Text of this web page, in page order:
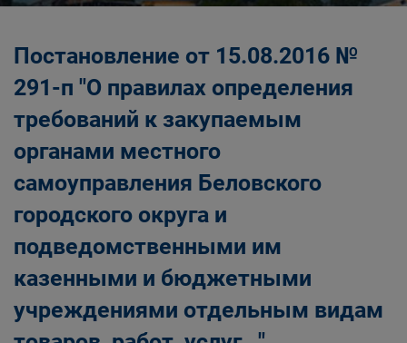
Информация для заказчиков
Постановление от 15.08.2016 №
291-п "О правилах определения
требований к закупаемым
органами местного
самоуправления Беловского
городского округа и
подведомственными им
казенными и бюджетными
учреждениями отдельным видам